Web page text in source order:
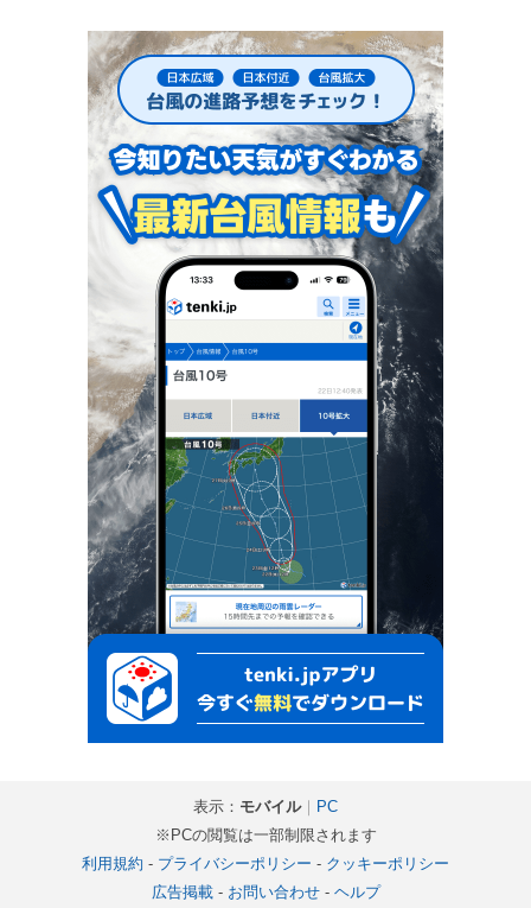
表示： モバイル｜ PC
※PCの閲覧は一部制限されます
利用規約 - プライバシーポリシー - クッキーポリシー
広告掲載- お問い合わせ- ヘルプ